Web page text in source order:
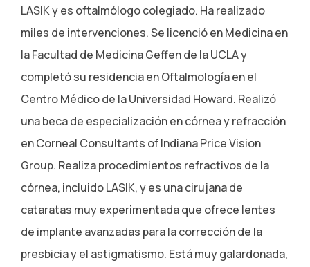
LASIK y es oftalmólogo colegiado. Ha realizado
miles de intervenciones. Se licenció en Medicina en
la Facultad de Medicina Geffen de la UCLA y
completó su residencia en Oftalmología en el
Centro Médico de la Universidad Howard. Realizó
una beca de especialización en córnea y refracción
en Corneal Consultants of Indiana Price Vision
Group. Realiza procedimientos refractivos de la
córnea, incluido LASIK, y es una cirujana de
cataratas muy experimentada que ofrece lentes
de implante avanzadas para la corrección de la
presbicia y el astigmatismo. Está muy galardonada,